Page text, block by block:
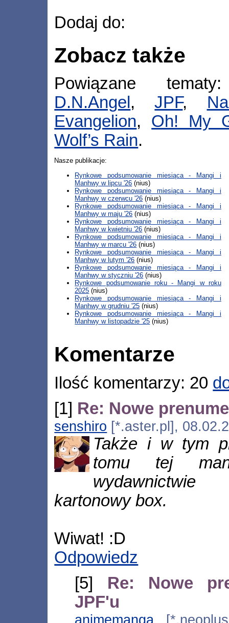
Dodaj do:
Zobacz także
Powiązane
D.N.Angel ,JPF,
Evangelion, Oh! My
Wolf’s Rain.
Nasze publikacje:
Rynkowe podsumowanie miesiąca - Mangi i
Manhwy w lipcu '26 (nius)
Rynkowe podsumowanie miesiąca - Mangi i
Manhwy w czerwcu '26 (nius)
Rynkowe podsumowanie miesiąca - Mangi i
Manhwy w maju '26 (nius)
Rynkowe podsumowanie miesiąca - Mangi i
Manhwy w kwietniu '26 (nius)
Rynkowe podsumowanie miesiąca - Mangi i
Manhwy w marcu '26 (nius)
Rynkowe podsumowanie miesiąca - Mangi i
Manhwy w lutym '26 (nius)
Rynkowe podsumowanie miesiąca - Mangi i
Manhwy w styczniu '26 (nius)
Rynkowe podsumowanie roku - Mangi w roku
2025 (nius)
Rynkowe podsumowanie miesiąca - Mangi i
Manhwy w grudniu '25 (nius)
Rynkowe podsumowanie miesiąca - Mangi i
Manhwy w listopadzie '25 (nius)
Komentarze
Ilość komentarzy: 20
[1] Re: Nowe
senshiro [*.aster.pl],
Także i w tym
tomu tej
kartonowy box.
Wiwat! :D
Odpowiedz
[5] Re: Nowe
JPF'u
animemanga